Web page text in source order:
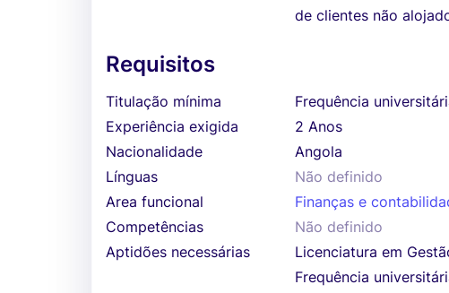
de clientes não
Requisitos
Titulação mínima
Frequência
Experiência exigida
2 Anos
Nacionalidade
Angola
Línguas
Não definido
Area funcional
Finanças e
Competências
Não definido
Aptidões necessárias
Licenciatura em
Frequência